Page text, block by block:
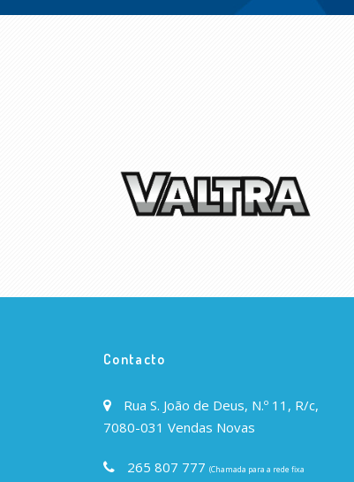
Contacto
Rua S. João de Deus, N.º 11, R/c,
7080-031 Vendas Novas
265 807 777 (Chamada para a rede fixa